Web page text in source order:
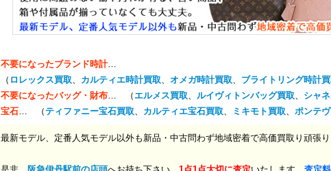
不要になったブランド時計…
（ ロレックス買取、 カルティエ時計買取、 オメガ時計買取、 ブライトリング時計
不要になったバッグ・財布… （ エルメス買取、 ルイヴィトンバッグ買取、 シャ
宝石… （ティファニー宝石買取、 カルティエ宝石買取、 ミキモト買取、 ポンテ
最新モデル、定番人気モデル以外も新品・中古問わず地域密着で高価買取り頑張り